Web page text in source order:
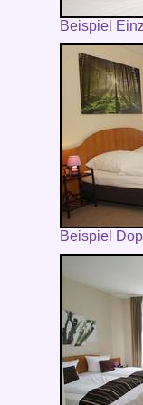
Beispiel
Beispiel